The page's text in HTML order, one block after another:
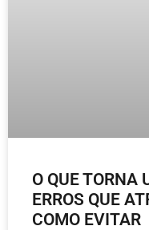
O QUE TORNA
ERROS QUE
COMO EVITAR